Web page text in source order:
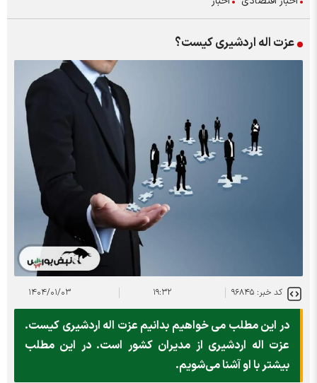
عزت اله اردشیری کیست؟
کد خبر: ۹۶۸۴۵ ۱۹:۳۲ ۱۴۰۴/۰۱/۰۳
در این مطلب می خواهیم بدانیم عزت اله اردشیری کیست.
عزت اله اردشیری از مدیران کشور است. در این مطلب
بیشتر با او آشنا می‌شویم.